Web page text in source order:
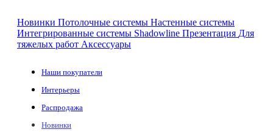
Новинки Потолочные системы Настенные системы
Интегрированные системы Shadowline Презентация Для
тяжелых работ Аксессуары
Наши покупатели
Интерьеры
Распродажа
Новинки